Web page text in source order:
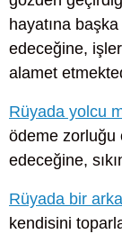
hayatına
edeceğine,
alamet
Rüyada yolcu
ödeme zorluğu
edeceğine,
Rüyada bir
kendisini